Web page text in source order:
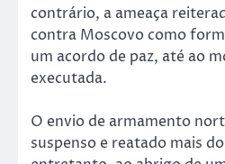
contrário, a ameaça
contra Moscovo como
um acordo de paz, até ao
executada.
O envio de armamento
suspenso e reatado mais